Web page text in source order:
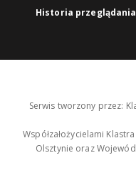
Historia przeglądania
Serwis tworzony przez:
Współzałożycielami
Olsztynie oraz